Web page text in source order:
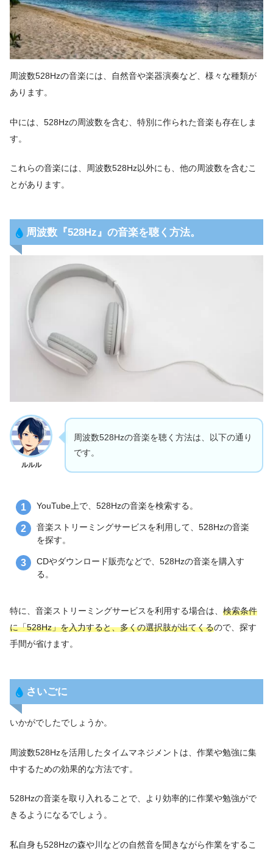
周波数528Hzの音楽には、自然音や楽器演奏など、様々な種類が
あります。
中には、528Hzの周波数を含む、特別に作られた音楽も存在しま
す。
これらの音楽には、周波数528Hz以外にも、他の周波数を含むこ
とがあります。
周波数『528Hz』 の音楽を聴く方法。
ルルル
周波数528Hzの音楽を聴く方法は、以下の通り
です。
YouTube上で、528Hzの音楽を検索する。
音楽ストリーミングサービスを利用して、528Hzの音楽
を探す。
CDやダウンロード販売などで、528Hzの音楽を購入す
る。
特に、音楽ストリーミングサービスを利用する場合は、 検索条件
に「528Hz」を入力すると、多くの選択肢が出てくるので、探す
手間が省けます。
さいごに
いかがでしたでしょうか。
周波数528Hzを活用したタイムマネジメントは、作業や勉強に集
中するための効果的な方法です。
528Hzの音楽を取り入れることで、より効率的に作業や勉強がで
きるようになるでしょう。
私自身も528Hzの森や川などの自然音を聞きながら作業をするこ